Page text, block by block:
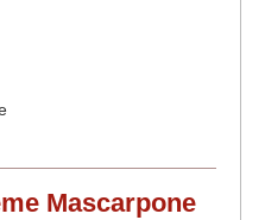
Mascarpone